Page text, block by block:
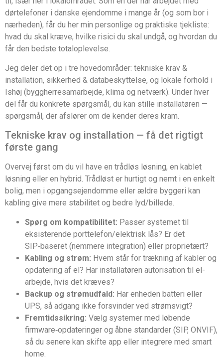
dørtelefoner i danske ejendomme i mange år (og som bor i
nærheden), får du her min personlige og praktiske tjekliste:
hvad du skal kræve, hvilke risici du skal undgå, og hvordan du
får den bedste totaloplevelse.
Jeg deler det op i tre hovedområder: tekniske krav &
installation, sikkerhed & databeskyttelse, og lokale forhold i
Ishøj (byggherresamarbejde, klima og netværk). Under hver
del får du konkrete spørgsmål, du kan stille installatøren —
spørgsmål, der afslører om de kender deres kram.
Tekniske krav og installation — få det rigtigt
første gang
Overvej først om du vil have en trådløs løsning, en kablet
løsning eller en hybrid. Trådløst er hurtigt og nemt i en enkelt
bolig, men i opgangsejendomme eller ældre byggeri kan
kabling give mere stabilitet og bedre lyd/billede.
Spørg om kompatibilitet: Passer systemet til
eksisterende porttelefon/elektrisk lås? Er det
SIP‑baseret (nemmere integration) eller proprietært?
Kabling og strøm: Hvem står for trækning af kabler og
opdatering af el? Har installatøren autorisation til el-
arbejde, hvis det kræves?
Backup og strømudfald: Har enheden batteri eller
UPS, så adgang ikke forsvinder ved strømsvigt?
Fremtidssikring: Vælg systemer med løbende
firmware‑opdateringer og åbne standarder (SIP, ONVIF),
så du senere kan skifte app eller integrere med smart
home.